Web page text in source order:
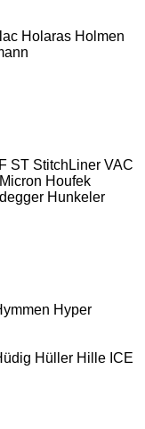
Holaras Holmen
ST StitchLiner VAC
Houfek
Hunkeler
Hyper
Hüller Hille ICE